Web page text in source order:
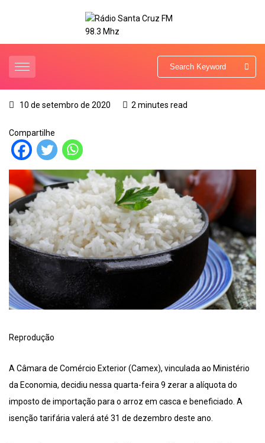
10 de setembro de 2020 2 minutes read
Compartilhe
Reprodução
A Câmara de Comércio Exterior (Camex), vinculada ao Ministério
da Economia, decidiu nessa quarta-feira 9 zerar a alíquota do
imposto de importação para o arroz em casca e beneficiado. A
isenção tarifária valerá até 31 de dezembro deste ano.